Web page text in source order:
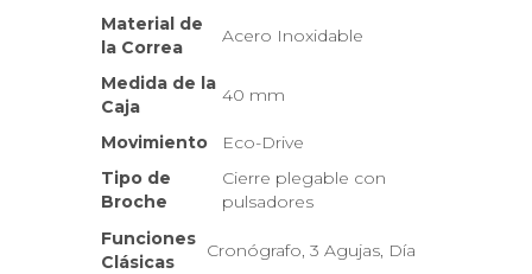
Material de
la Correa
Acero Inoxidable
Medida de la
Caja
40 mm
Movimiento
Eco-Drive
Tipo de
Broche
Cierre plegable con
pulsadores
Funciones
Clásicas
Cronógrafo, 3 Agujas, Día